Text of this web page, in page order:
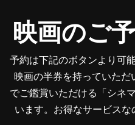
映画のご
予約は下記のボタンより可
映画の半券を持っていた
でご鑑賞いただける「シネ
います。お得なサービスな